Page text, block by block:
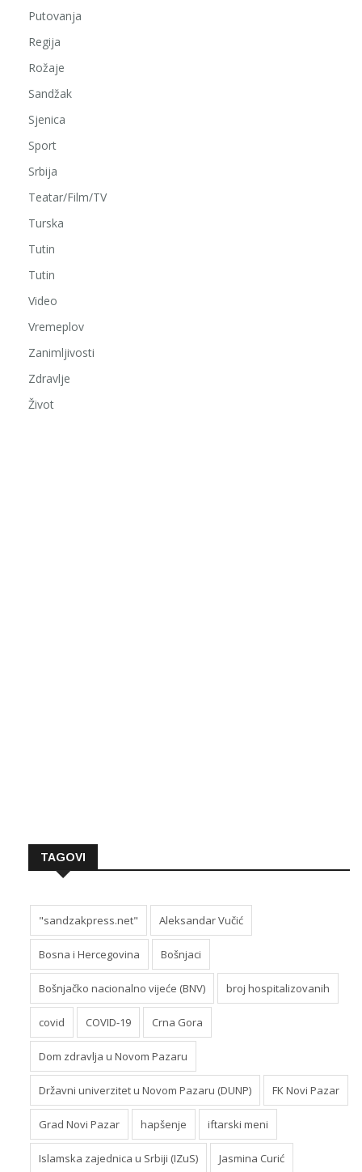
Putovanja
Regija
Rožaje
Sandžak
Sjenica
Sport
Srbija
Teatar/Film/TV
Turska
Tutin
Tutin
Video
Vremeplov
Zanimljivosti
Zdravlje
Život
TAGOVI
"sandzakpress.net" Aleksandar Vučić
Bosna i Hercegovina Bošnjaci
Bošnjačko nacionalno vijeće (BNV) broj hospitalizovanih
covid COVID-19 Crna Gora
Dom zdravlja u Novom Pazaru
Državni univerzitet u Novom Pazaru (DUNP) FK Novi Pazar
Grad Novi Pazar hapšenje iftarski meni
Islamska zajednica u Srbiji (IZuS) Jasmina Curić